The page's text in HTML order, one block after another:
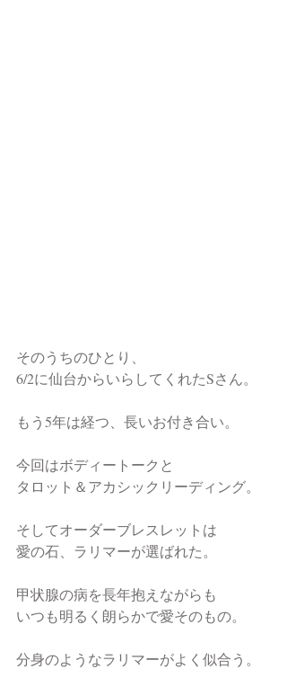
そのうちのひとり、
6/2に仙台からいらしてくれたSさん。
もう5年は経つ、長いお付き合い。
今回はボディートークと
タロット＆アカシックリーディング。
そしてオーダーブレスレットは
愛の石、ラリマーが選ばれた。
甲状腺の病を長年抱えながらも
いつも明るく朗らかで愛そのもの。
分身のようなラリマーがよく似合う。